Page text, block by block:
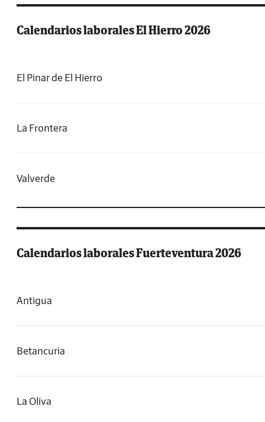
Calendarios laborales El Hierro 2026
El Pinar de El Hierro
La Frontera
Valverde
Calendarios laborales Fuerteventura 2026
Antigua
Betancuria
La Oliva